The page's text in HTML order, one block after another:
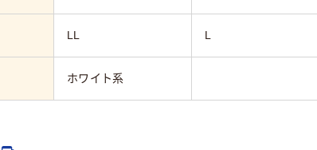
LL L
ホワイト系